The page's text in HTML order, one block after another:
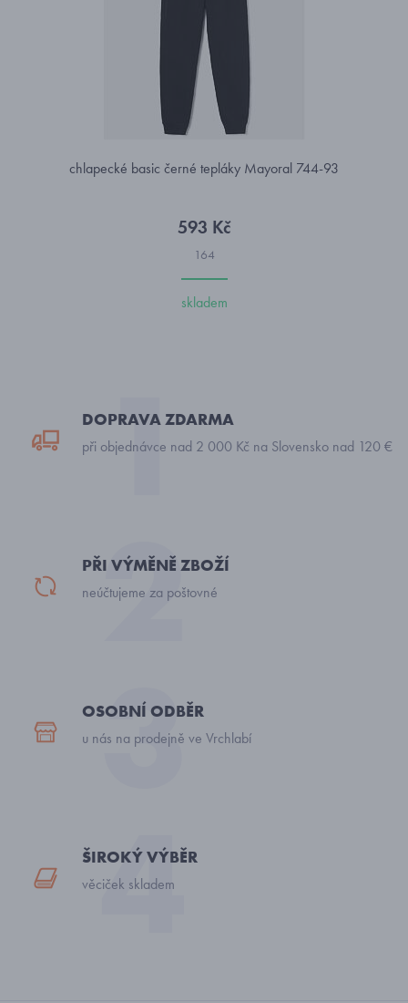
chlapecké basic černé tepláky Mayoral 744-93
593 Kč
164
skladem
DOPRAVA ZDARMA
při objednávce nad 2 000 Kč na Slovensko nad 120 €
PŘI VÝMĚNĚ ZBOŽÍ
neúčtujeme za poštovné
OSOBNÍ ODBĚR
u nás na prodejně ve Vrchlabí
ŠIROKÝ VÝBĚR
věciček skladem